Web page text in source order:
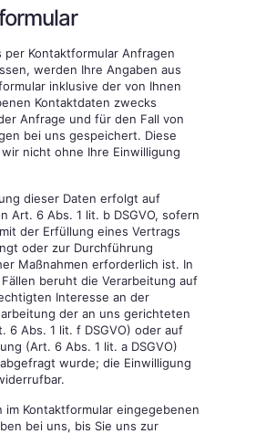
per Kontaktformular Anfragen
werden Ihre Angaben aus
inklusive der von Ihnen
Kontaktdaten zwecks
Anfrage und für den Fall von
bei uns gespeichert. Diese
nicht ohne Ihre Einwilligung
dieser Daten erfolgt auf
Art. 6 Abs. 1 lit. b DSGVO, sofern
der Erfüllung eines Vertrags
oder zur Durchführung
Maßnahmen erforderlich ist. In
beruht die Verarbeitung auf
Interesse an der
der an uns gerichteten
6 Abs. 1 lit. f DSGVO) oder auf
(Art. 6 Abs. 1 lit. a DSGVO)
wurde; die Einwilligung
im Kontaktformular eingegebenen
bei uns, bis Sie uns zur